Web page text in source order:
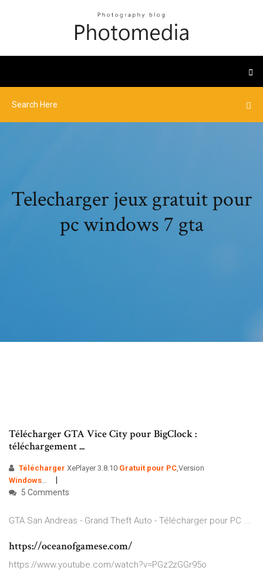
Telecharger jeux gratuit pour
pc windows 7 gta
Télécharger GTA Vice City pour BigClock :
téléchargement ...
Télécharger XePlayer 3.8.10 Gratuit pour PC,Version
Windows…
5 Comments
GTA San Andreas - Grand Theft Auto - Télécharger pour PC ...
https://oceanofgamese.com/
https://www.youtube.com/watch?v=PGz2zGGr95o